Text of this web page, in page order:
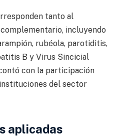
tanto al
incluyendo
rubéola, parotiditis,
B y Virus Sincicial
con la participación
del sector
aplicadas